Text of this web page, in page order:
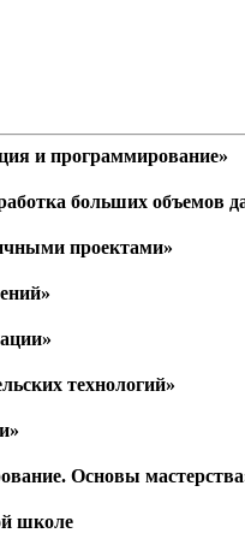
и программирование»
больших объемов
проектами»
технологий»
Основы
школе